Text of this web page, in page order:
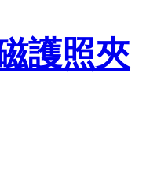
護照夾